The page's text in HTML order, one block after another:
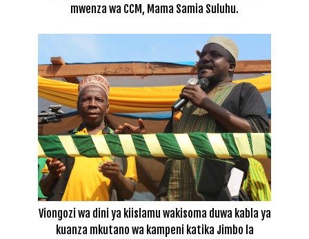
mwenza wa CCM, Mama Samia Suluhu.
Viongozi wa dini ya kiislamu wakisoma duwa kabla ya
kuanza mkutano wa kampeni katika Jimbo la